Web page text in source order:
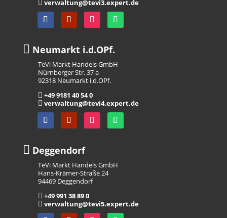
 verwaltung@tevi3.expert.de
 Neumarkt i.d.OPf.
TeVi Markt Handels GmbH
Nürnberger Str. 37 a
92318 Neumarkt i.d.OPf.
 +49 9181 40 54 0
 verwaltung@tevi4.expert.de
 Deggendorf
TeVi Markt Handels GmbH
Hans-Krämer-Straße 24
94469 Deggendorf
 +49 991 38 89 0
 verwaltung@tevi5.expert.de